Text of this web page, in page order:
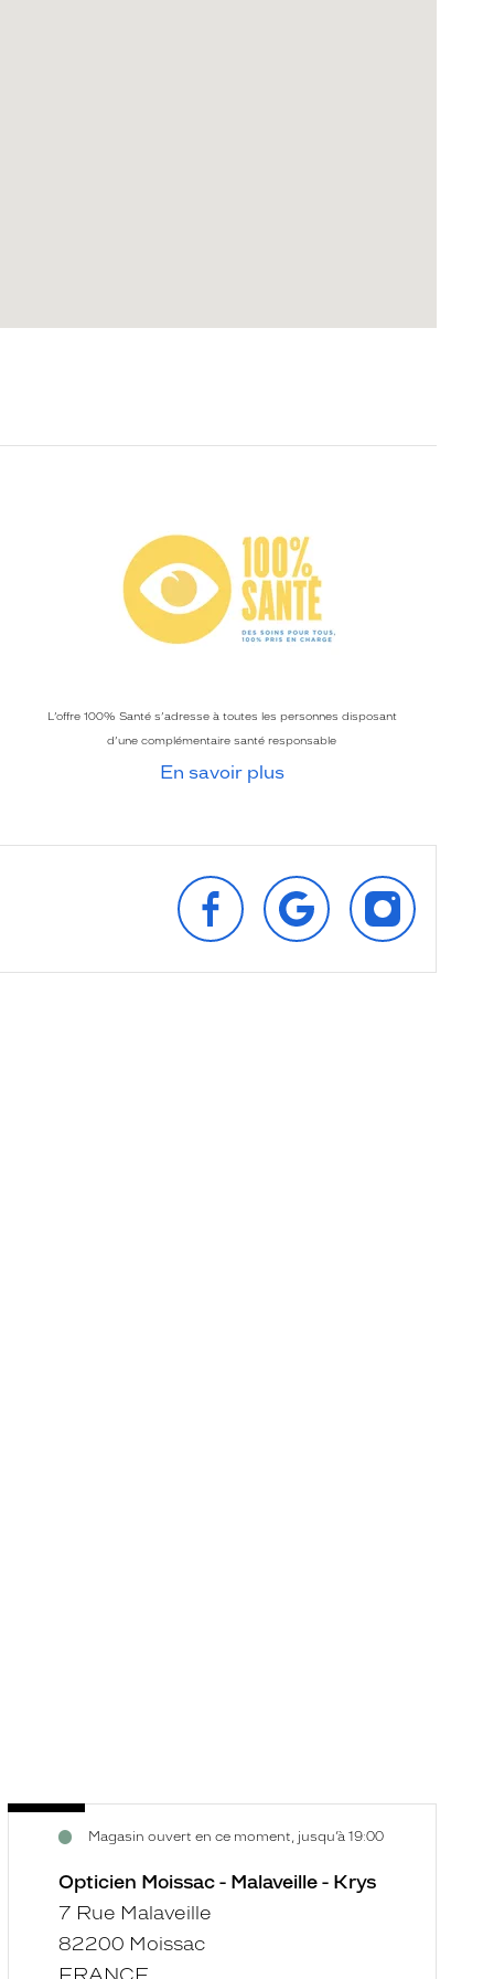
L’offre 100% Santé s’adresse à toutes les personnes disposant
d’une complémentaire santé responsable
En savoir plus
SUIVEZ‑NOUS
SUR
FACEBOOK
RETROUVEZ‑NOUS
SUR
GOOGLE
SUR
INSTAGRAM
Opticien
Moissac
Malaveille
Magasin ouvert en ce moment, jusqu’à 19:00
Voir
Opticien Moissac - Malaveille - Krys
7 Rue Malaveille
82200 Moissac